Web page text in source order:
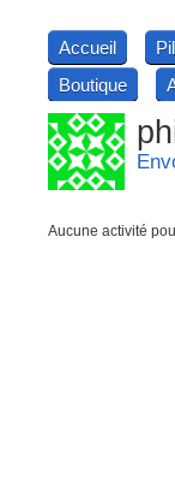
Accueil
Boutique
Aucune activité